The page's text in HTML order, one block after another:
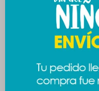
Monedero animal print